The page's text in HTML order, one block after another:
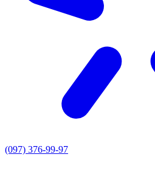
(097) 376-99-97